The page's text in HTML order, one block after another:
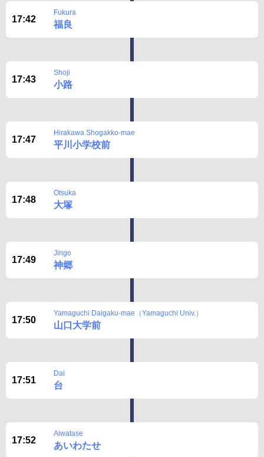
17:42
Fukura
福良
17:43
Shoji
小路
17:47
Hirakawa Shogakko-mae
平川小学校前
17:48
Otsuka
大塚
17:49
Jingo
神郷
17:50
Yamaguchi Daigaku-mae（Yamaguchi Univ.）
山口大学前
17:51
Dai
台
17:52
Aiwatase
あいわたせ